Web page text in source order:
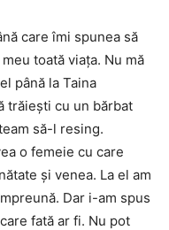
care îmi spunea să
toată viaţa. Nu mă
până la Taina
trăieşti cu un bărbat
să-l resing.
o femeie cu care
şi venea. La el am
Dar i-am spus
fată ar fi. Nu pot